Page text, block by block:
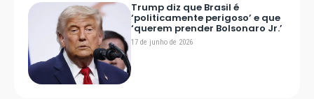
Trump diz que Brasil é
‘politicamente perigoso’ e que
‘querem prender Bolsonaro Jr.’
17 de junho de 2026